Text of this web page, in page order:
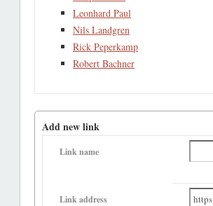
Leonhard Paul
Nils Landgren
Rick Peperkamp
Robert Bachner
Add new link
Link name
Link address